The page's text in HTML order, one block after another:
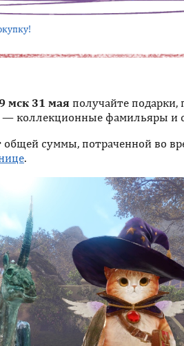
мск 31 мая получайте
— коллекционные фамильяры и
суммы, потраченной во
.